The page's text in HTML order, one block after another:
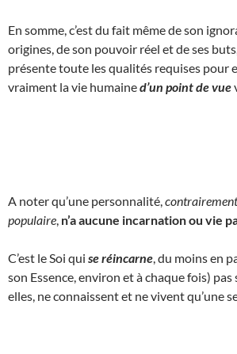
En somme, c’est du fait même de son
origines, de son pouvoir réel et de ses
présente toute les qualités requises pour
vraiment la vie humained’un point de vue
A noter qu’une personnalité,
populaire n’a aucune incarnation ou vie
C’est le Soi qui se réincarne , du moins en
son Essence, environ et à chaque fois)
elles, ne connaissent et ne vivent qu’une